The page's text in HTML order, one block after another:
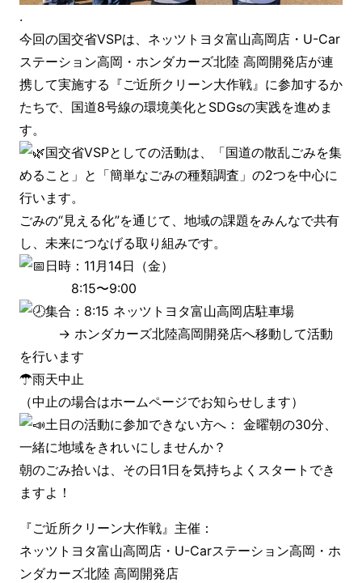
.
今回の国交省VSPは、ネッツトヨタ富山高岡店・U-Car
ステーション高岡・ホンダカーズ北陸 高岡開発店が連
携して実施する『ご近所クリーン大作戦』に参加するか
たちで、国道8号線の環境美化とSDGsの実践を進めま
す。
国交省VSPとしての活動は、「国道の散乱ごみを集
めること」と「簡単なごみの種類調査」の2つを中心に
行います。
ごみの“見える化”を通じて、地域の課題をみんなで共有
し、未来につなげる取り組みです。
日時：11月14日（金）
8:15〜9:00
集合：8:15 ネッツトヨタ富山高岡店駐車場
→ ホンダカーズ北陸高岡開発店へ移動して活動
を行います
☂雨天中止
（中止の場合はホームページでお知らせします）
土日の活動に参加できない方へ： 金曜朝の30分、
一緒に地域をきれいにしませんか？
朝のごみ拾いは、その日1日を気持ちよくスタートでき
ますよ！
『ご近所クリーン大作戦』主催：
ネッツトヨタ富山高岡店・U-Carステーション高岡・ホ
ンダカーズ北陸 高岡開発店